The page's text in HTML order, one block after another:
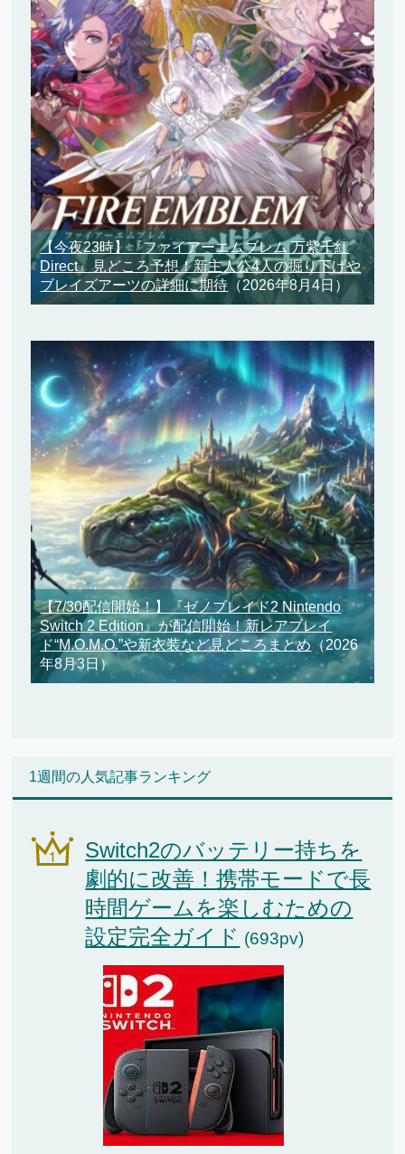
【今夜23時】『ファイアーエムブレム 万紫千紅
Direct』見どころ予想！新主人公4人の掘り下げや
ブレイズアーツの詳細に期待 （2026年8月4日）
【7/30配信開始！】『ゼノブレイド2 Nintendo
Switch 2 Edition』が配信開始！新レアブレイ
ド“M.O.M.O.”や新衣装など見どころまとめ（2026
年8月3日）
1週間の人気記事ランキング
Switch2のバッテリー持ちを
劇的に改善！携帯モードで長
時間ゲームを楽しむための
設定完全ガイド (693pv)